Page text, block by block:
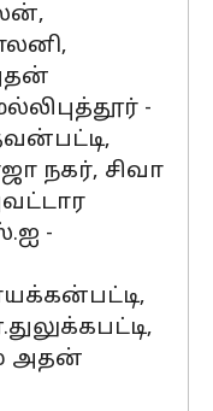
-
நகர், சிவா
-
அதன்